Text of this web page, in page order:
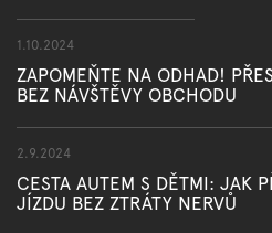
1.10.2024
ZAPOMEŇTE NA ODHAD!
BEZ NÁVŠTĚVY OBCHODU
2.9.2024
CESTA AUTEM S DĚTMI: JAK
JÍZDU BEZ ZTRÁTY NERVŮ